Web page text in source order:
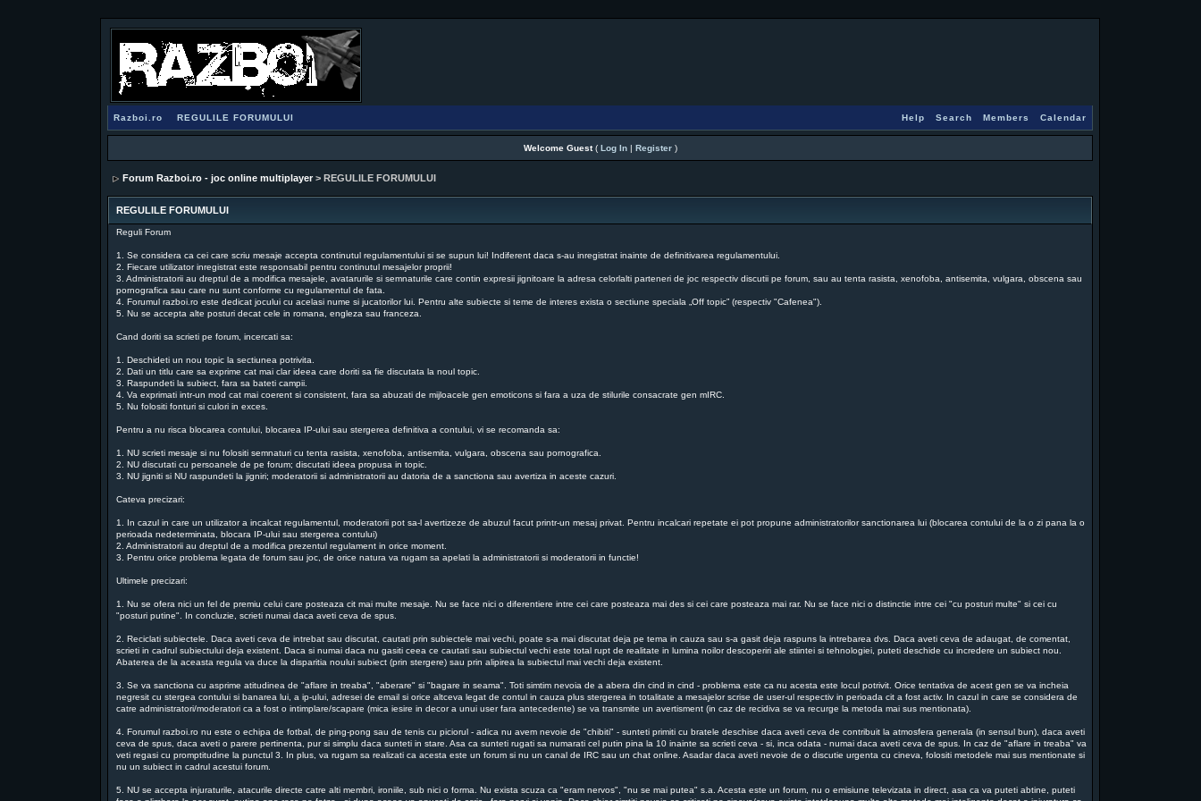
Razboi.ro REGULILE FORUMULUI Help Search Members Calendar
Welcome Guest( Log In| Register)
Forum Razboi.ro - joc online multiplayer > REGULILE FORUMULUI
REGULILE FORUMULUI
Reguli Forum
1. Se considera ca cei care scriu mesaje accepta continutul regulamentului si se supun lui! Indiferent daca s-au inregistrat inainte de definitivarea regulamentului.
2. Fiecare utilizator inregistrat este responsabil pentru continutul mesajelor proprii!
3. Administratorii au dreptul de a modifica mesajele, avatarurile si semnaturile care contin expresii jignitoare la adresa celorlalti parteneri de joc respectiv discutii pe forum, sau au tenta rasista, xenofoba, antisemita, vulgara, obscena sau
pornografica sau care nu sunt conforme cu regulamentul de fata.
4. Forumul razboi.ro este dedicat jocului cu acelasi nume si jucatorilor lui. Pentru alte subiecte si teme de interes exista o sectiune speciala „Off topic” (respectiv "Cafenea").
5. Nu se accepta alte posturi decat cele in romana, engleza sau franceza.
Cand doriti sa scrieti pe forum, incercati sa:
1. Deschideti un nou topic la sectiunea potrivita.
2. Dati un titlu care sa exprime cat mai clar ideea care doriti sa fie discutata la noul topic.
3. Raspundeti la subiect, fara sa bateti campii.
4. Va exprimati intr-un mod cat mai coerent si consistent, fara sa abuzati de mijloacele gen emoticons si fara a uza de stilurile consacrate gen mIRC.
5. Nu folositi fonturi si culori in exces.
Pentru a nu risca blocarea contului, blocarea IP-ului sau stergerea definitiva a contului, vi se recomanda sa:
1. NU scrieti mesaje si nu folositi semnaturi cu tenta rasista, xenofoba, antisemita, vulgara, obscena sau pornografica.
2. NU discutati cu persoanele de pe forum; discutati ideea propusa in topic.
3. NU jigniti si NU raspundeti la jigniri; moderatorii si administratorii au datoria de a sanctiona sau avertiza in aceste cazuri.
Cateva precizari:
1. In cazul in care un utilizator a incalcat regulamentul, moderatorii pot sa-l avertizeze de abuzul facut printr-un mesaj privat. Pentru incalcari repetate ei pot propune administratorilor sanctionarea lui (blocarea contului de la o zi pana la o
perioada nedeterminata, blocara IP-ului sau stergerea contului)
2. Administratorii au dreptul de a modifica prezentul regulament in orice moment.
3. Pentru orice problema legata de forum sau joc, de orice natura va rugam sa apelati la administratorii si moderatorii in functie!
Ultimele precizari:
1. Nu se ofera nici un fel de premiu celui care posteaza cit mai multe mesaje. Nu se face nici o diferentiere intre cei care posteaza mai des si cei care posteaza mai rar. Nu se face nici o distinctie intre cei "cu posturi multe" si cei cu
"posturi putine". In concluzie, scrieti numai daca aveti ceva de spus.
2. Reciclati subiectele. Daca aveti ceva de intrebat sau discutat, cautati prin subiectele mai vechi, poate s-a mai discutat deja pe tema in cauza sau s-a gasit deja raspuns la intrebarea dvs. Daca aveti ceva de adaugat, de comentat,
scrieti in cadrul subiectului deja existent. Daca si numai daca nu gasiti ceea ce cautati sau subiectul vechi este total rupt de realitate in lumina noilor descoperiri ale stiintei si tehnologiei, puteti deschide cu incredere un subiect nou.
Abaterea de la aceasta regula va duce la disparitia noului subiect (prin stergere) sau prin alipirea la subiectul mai vechi deja existent.
3. Se va sanctiona cu asprime atitudinea de "aflare in treaba", "aberare" si "bagare in seama". Toti simtim nevoia de a abera din cind in cind - problema este ca nu acesta este locul potrivit. Orice tentativa de acest gen se va incheia
negresit cu stergea contului si banarea lui, a ip-ului, adresei de email si orice altceva legat de contul in cauza plus stergerea in totalitate a mesajelor scrise de user-ul respectiv in perioada cit a fost activ. In cazul in care se considera de
catre administratori/moderatori ca a fost o intimplare/scapare (mica iesire in decor a unui user fara antecedente) se va transmite un avertisment (in caz de recidiva se va recurge la metoda mai sus mentionata).
4. Forumul razboi.ro nu este o echipa de fotbal, de ping-pong sau de tenis cu piciorul - adica nu avem nevoie de "chibiti" - sunteti primiti cu bratele deschise daca aveti ceva de contribuit la atmosfera generala (in sensul bun), daca aveti
ceva de spus, daca aveti o parere pertinenta, pur si simplu daca sunteti in stare. Asa ca sunteti rugati sa numarati cel putin pina la 10 inainte sa scrieti ceva - si, inca odata - numai daca aveti ceva de spus. In caz de "aflare in treaba" va
veti regasi cu promptitudine la punctul 3. In plus, va rugam sa realizati ca acesta este un forum si nu un canal de IRC sau un chat online. Asadar daca aveti nevoie de o discutie urgenta cu cineva, folositi metodele mai sus mentionate si
nu un subiect in cadrul acestui forum.
5. NU se accepta injuraturile, atacurile directe catre alti membri, ironiile, sub nici o forma. Nu exista scuza ca "eram nervos", "nu se mai putea" s.a. Acesta este un forum, nu o emisiune televizata in direct, asa ca va puteti abtine, puteti